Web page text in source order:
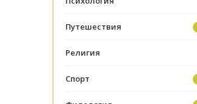
Путешествия
Религия
Спорт